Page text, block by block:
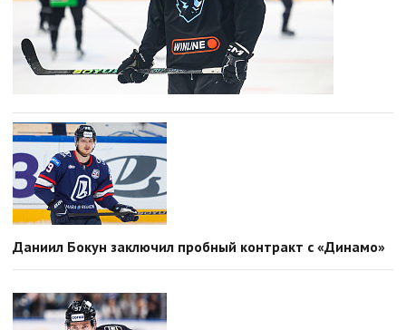
Даниил Бокун заключил пробный контракт с «Динамо»